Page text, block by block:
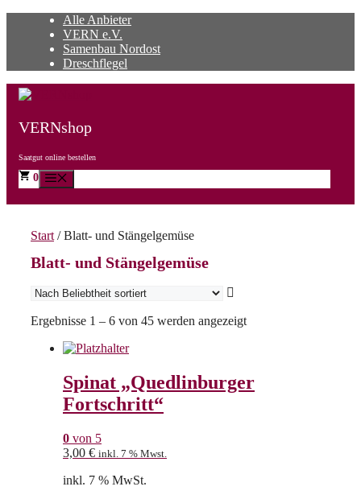
Alle Anbieter
VERN e.V.
Samenbau Nordost
Dreschflegel
VERNshop
Saatgut online bestellen
0
Start / Blatt- und Stängelgemüse
Blatt- und Stängelgemüse
Ergebnisse 1 – 6 von 45 werden angezeigtNach
Spinat „Quedlinburger
Fortschritt“
0 von 5
3,00 € inkl. 7 % Mwst.
inkl. 7 % MwSt.